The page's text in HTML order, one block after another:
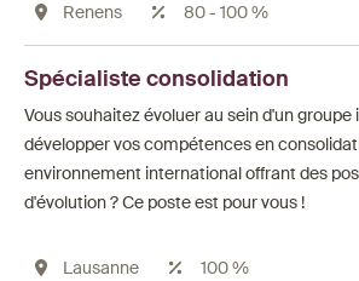
Renens 80 - 100 %
Spécialiste consolidation
Vous souhaitez évoluer au sein d'un groupe
développer vos compétences en
environnement international offrant des
d'évolution ? Ce poste est pour vous !
Lausanne 100 %